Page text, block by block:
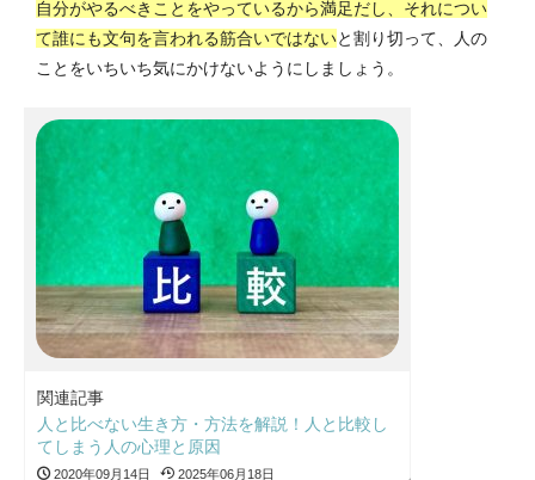
自分がやるべきことをやっているから満足だし、それについ
て誰にも文句を言われる筋合いではないと割り切って、人の
ことをいちいち気にかけないようにしましょう。
関連記事
人と比べない生き方・方法を解説！人と比較し
てしまう人の心理と原因
2020年09月14日 2025年06月18日